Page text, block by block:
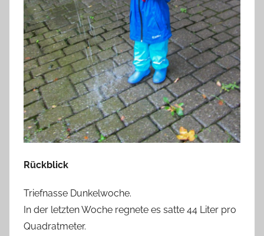
Rückblick
Triefnasse Dunkelwoche.
In der letzten Woche regnete es satte 44 Liter pro
Quadratmeter.